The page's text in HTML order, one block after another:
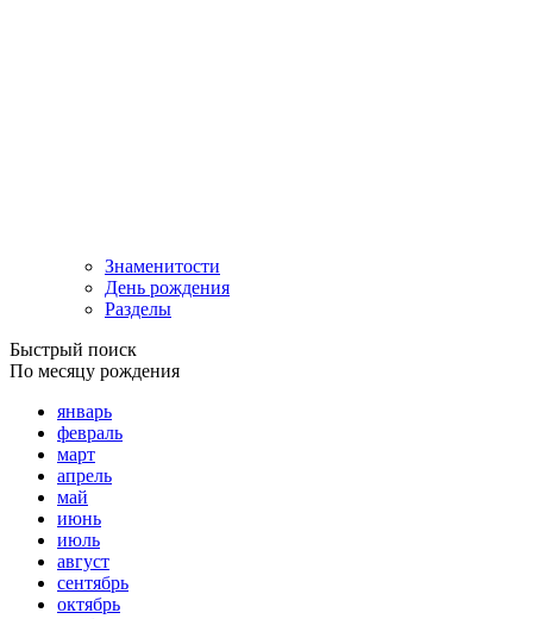
Знаменитости
День рождения
Разделы
Быстрый поиск
По месяцу рождения
январь
февраль
март
апрель
май
июнь
июль
август
сентябрь
октябрь